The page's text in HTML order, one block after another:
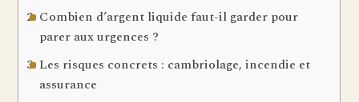
Combien d’argent liquide faut-il garder pour
parer aux urgences ?
Les risques concrets : cambriolage, incendie et
assurance